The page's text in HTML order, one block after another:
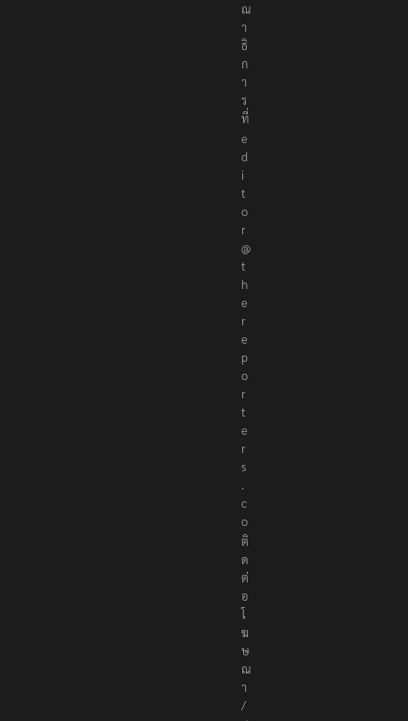
ณ
า
ธิ
ก
า
ร
ที่
e
d
i
t
o
r
@
t
h
e
r
e
p
o
r
t
e
r
s
.
c
o
ติ
ด
ต่
อ
โ
ฆ
ษ
ณ
า
/